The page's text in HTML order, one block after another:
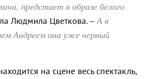
предстает в образе белого
Людмила Цветкова. –А в
Андреем она уже черный
на сцене весь спектакль,